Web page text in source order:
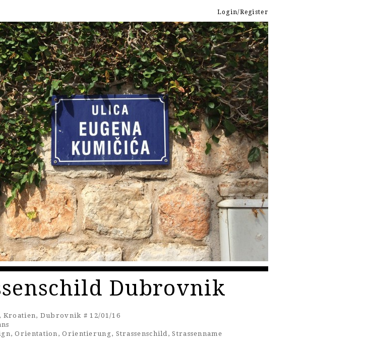
Login/Register
Dubrovnik
, Kroatien, Dubrovnik # 12/01/16
,Orientation ,Orientierung, Strassenschild,Strassenname